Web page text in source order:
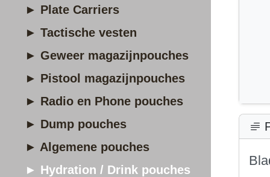
► Plate Carriers
► Tactische vesten
► Geweer magazijnpouches
► Pistool magazijnpouches
► Radio en Phone pouches
► Dump pouches
► Algemene pouches
► Hydration / Drink pouches